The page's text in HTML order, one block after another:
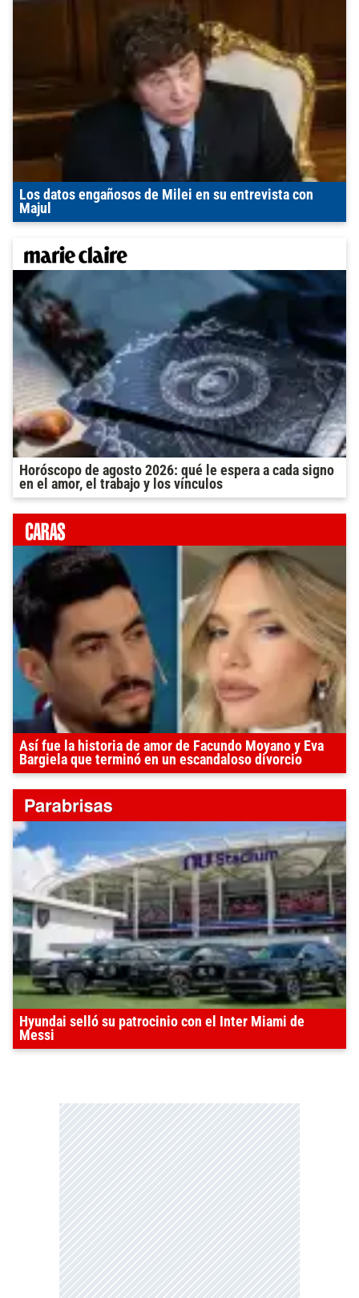
Los datos engañosos de Milei en su entrevista con
Majul
Horóscopo de agosto 2026: qué le espera a cada signo
en el amor, el trabajo y los vínculos
Así fue la historia de amor de Facundo Moyano y Eva
Bargiela que terminó en un escandaloso divorcio
Hyundai selló su patrocinio con el Inter Miami de
Messi